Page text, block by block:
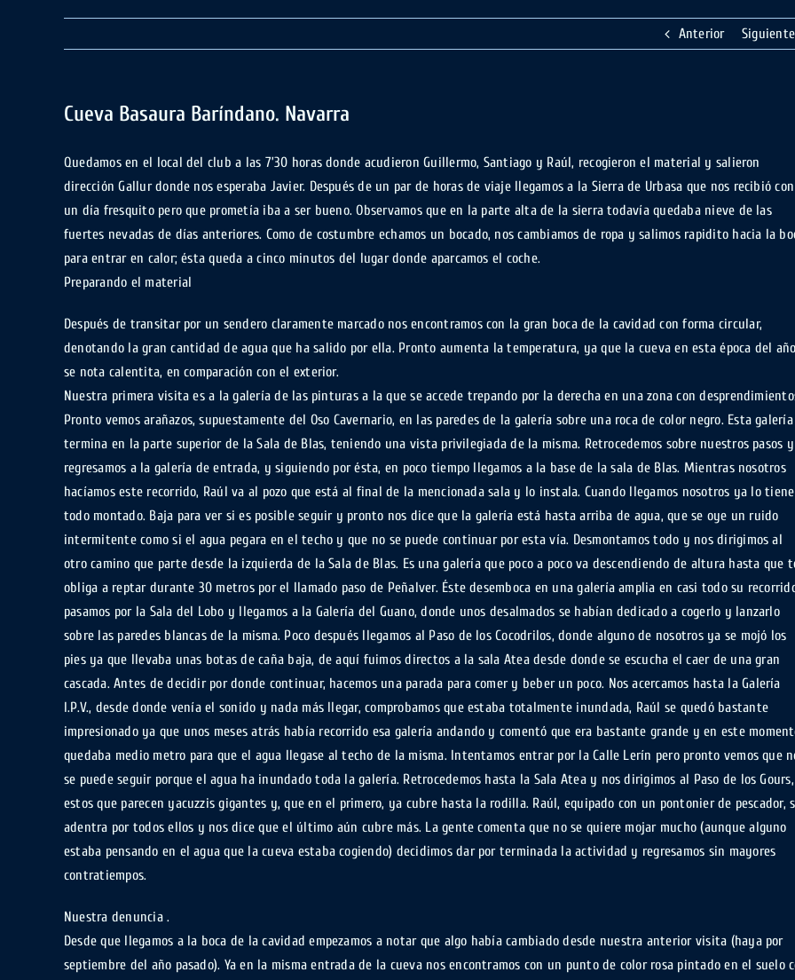
Anterior Siguiente
Cueva Basaura Baríndano. Navarra
Quedamos en el local del club a las 7’30 horas donde acudieron Guillermo, Santiago y Raúl, recogieron el material y salieron
dirección Gallur donde nos esperaba Javier. Después de un par de horas de viaje llegamos a la Sierra de Urbasa que nos recibió con
un día fresquito pero que prometía iba a ser bueno. Observamos que en la parte alta de la sierra todavía quedaba nieve de las
fuertes nevadas de días anteriores. Como de costumbre echamos un bocado, nos cambiamos de ropa y salimos rapidito hacia la
para entrar en calor; ésta queda a cinco minutos del lugar donde aparcamos el coche.
Preparando el material
Después de transitar por un sendero claramente marcado nos encontramos con la gran boca de la cavidad con forma circular,
denotando la gran cantidad de agua que ha salido por ella. Pronto aumenta la temperatura, ya que la cueva en esta época del año
se nota calentita, en comparación con el exterior.
Nuestra primera visita es a la galería de las pinturas a la que se accede trepando por la derecha en una zona con
Pronto vemos arañazos, supuestamente del Oso Cavernario, en las paredes de la galería sobre una roca de color negro. Esta galería
termina en la parte superior de la Sala de Blas, teniendo una vista privilegiada de la misma. Retrocedemos sobre nuestros pasos y
regresamos a la galería de entrada, y siguiendo por ésta, en poco tiempo llegamos a la base de la sala de Blas. Mientras nosotros
hacíamos este recorrido, Raúl va al pozo que está al final de la mencionada sala y lo instala. Cuando llegamos nosotros ya lo tiene
todo montado. Baja para ver si es posible seguir y pronto nos dice que la galería está hasta arriba de agua, que se oye un ruido
intermitente como si el agua pegara en el techo y que no se puede continuar por esta vía. Desmontamos todo y nos dirigimos al
otro camino que parte desde la izquierda de la Sala de Blas. Es una galería que poco a poco va descendiendo de altura hasta que
obliga a reptar durante 30 metros por el llamado paso de Peñalver. Éste desemboca en una galería amplia en casi todo su
pasamos por la Sala del Lobo y llegamos a la Galería del Guano, donde unos desalmados se habían dedicado a cogerlo y lanzarlo
sobre las paredes blancas de la misma. Poco después llegamos al Paso de los Cocodrilos, donde alguno de nosotros ya se mojó los
pies ya que llevaba unas botas de caña baja, de aquí fuimos directos a la sala Atea desde donde se escucha el caer de una gran
cascada. Antes de decidir por donde continuar, hacemos una parada para comer y beber un poco. Nos acercamos hasta la Galería
I.P.V., desde donde venía el sonido y nada más llegar, comprobamos que estaba totalmente inundada, Raúl se quedó bastante
impresionado ya que unos meses atrás había recorrido esa galería andando y comentó que era bastante grande y en este
quedaba medio metro para que el agua llegase al techo de la misma. Intentamos entrar por la Calle Lerín pero pronto vemos que
se puede seguir porque el agua ha inundado toda la galería. Retrocedemos hasta la Sala Atea y nos dirigimos al Paso de los Gours,
estos que parecen yacuzzis gigantes y, que en el primero, ya cubre hasta la rodilla. Raúl, equipado con un pontonier de pescador,
adentra por todos ellos y nos dice que el último aún cubre más. La gente comenta que no se quiere mojar mucho (aunque alguno
estaba pensando en el agua que la cueva estaba cogiendo) decidimos dar por terminada la actividad y regresamos sin mayores
contratiempos.
Nuestra denuncia .
Desde que llegamos a la boca de la cavidad empezamos a notar que algo había cambiado desde nuestra anterior visita (haya por
septiembre del año pasado). Ya en la misma entrada de la cueva nos encontramos con un punto de color rosa pintado en el suelo